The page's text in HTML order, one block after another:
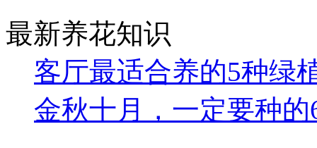
最新养花知识
客厅最适合养的5种绿
金秋十月，一定要种